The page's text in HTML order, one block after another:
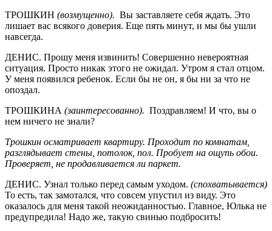
ТРОШКИН (возмущенно). Вы заставляете себя ждать. Это
лишает вас всякого доверия. Еще пять минут, и мы бы ушли
навсегда.
ДЕНИС. Прошу меня извинить! Совершенно невероятная
ситуация. Просто никак этого не ожидал. Утром я стал отцом.
У меня появился ребенок. Если бы не он, я бы ни за что не
опоздал.
ТРОШКИНА (заинтересованно). Поздравляем! И что, вы о
нем ничего не знали?
Трошкин осматривает квартиру. Проходит по комнатам,
разглядывает стены, потолок, пол. Пробует на ощупь обои.
Проверяет, не продавливается ли паркет.
ДЕНИС. Узнал только перед самым уходом. (спохватывается)
То есть, так замотался, что совсем упустил из виду. Это
оказалось для меня такой неожиданностью. Главное, Юлька не
предупредила! Надо же, такую свинью подбросить!